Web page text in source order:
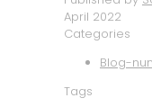
April 2022
Categories
Blog-
Tags